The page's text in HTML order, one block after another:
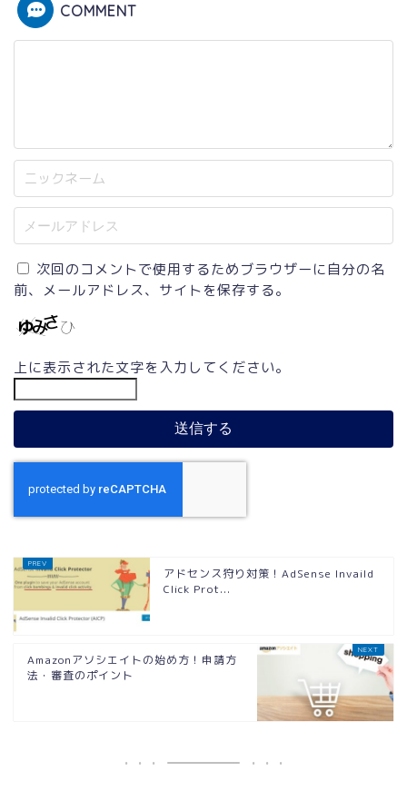
COMMENT
次回のコメントで使用するためブラウザーに自分の名
前、メールアドレス、サイトを保存する。
上に表示された文字を入力してください。
アドセンス狩り対策！AdSense Invaild
Click Prot...
Amazonアソシエイトの始め方！申請方
法・審査のポイント